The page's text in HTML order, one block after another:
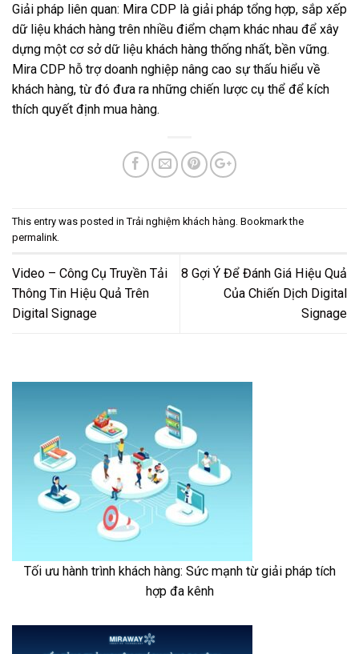
Giải pháp liên quan: Mira CDP là giải pháp tổng hợp, sắp xếp
dữ liệu khách hàng trên nhiều điểm chạm khác nhau để xây
dựng một cơ sở dữ liệu khách hàng thống nhất, bền vững.
Mira CDP hỗ trợ doanh nghiệp nâng cao sự thấu hiểu về
khách hàng, từ đó đưa ra những chiến lược cụ thể để kích
thích quyết định mua hàng.
This entry was posted inTrải nghiệm khách hàng. Bookmark the
permalink.
Video – Công Cụ Truyền Tải
Thông Tin Hiệu Quả Trên
Digital Signage
8 Gợi Ý Để Đánh Giá Hiệu Quả
Của Chiến Dịch Digital
Signage
Tối ưu hành trình khách hàng: Sức mạnh từ giải pháp tích
hợp đa kênh